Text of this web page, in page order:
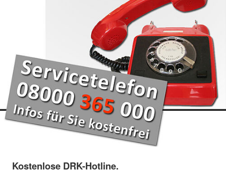
Kostenlose DRK-Hotline.